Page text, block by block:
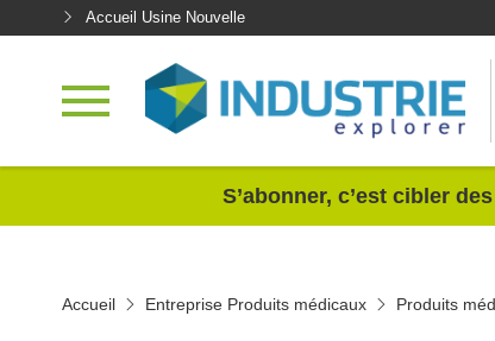
Accueil Usine Nouvelle
S’abonner, c’est cibler
Accueil Entreprise Produits médicaux Produits